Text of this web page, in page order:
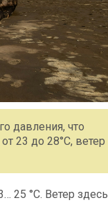
давления, что
23 до 28°C, ветер
25 °C. Ветер здесь